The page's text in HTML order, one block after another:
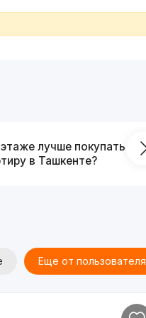
лучше покупать
в Ташкенте?
Еще от пользователя